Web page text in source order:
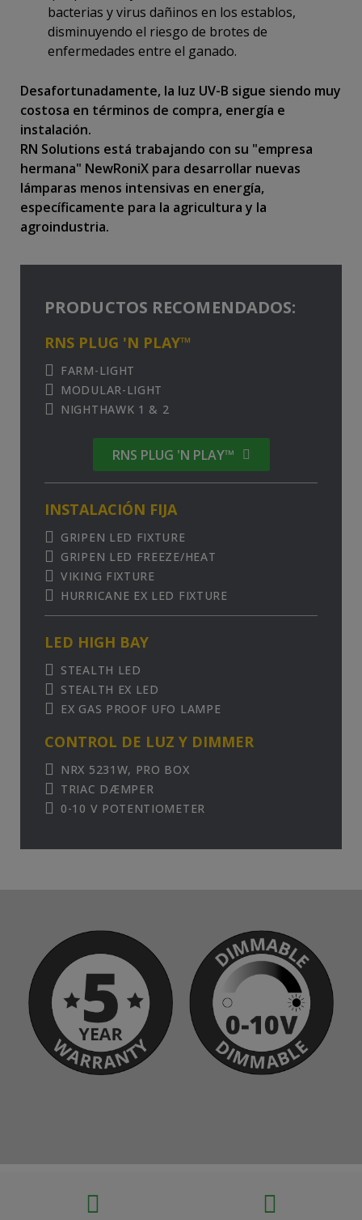
bacterias y virus dañinos en los establos,
disminuyendo el riesgo de brotes de
enfermedades entre el ganado.
Desafortunadamente, la luz UV-B sigue siendo muy
costosa en términos de compra, energía e
instalación.
RN Solutions está trabajando con su "empresa
hermana" NewRoniX para desarrollar nuevas
lámparas menos intensivas en energía,
específicamente para la agricultura y la
agroindustria.
PRODUCTOS RECOMENDADOS:
RNS PLUG 'N PLAY™
FARM-LIGHT
MODULAR-LIGHT
NIGHTHAWK 1 & 2
RNS PLUG 'N PLAY™
INSTALACIÓN FIJA
GRIPEN LED FIXTURE
GRIPEN LED FREEZE/HEAT
VIKING FIXTURE
HURRICANE EX LED FIXTURE
LED HIGH BAY
STEALTH LED
STEALTH EX LED
EX GAS PROOF UFO LAMPE
CONTROL DE LUZ Y DIMMER
NRX 5231W, PRO BOX
TRIAC DÆMPER
0-10 V POTENTIOMETER